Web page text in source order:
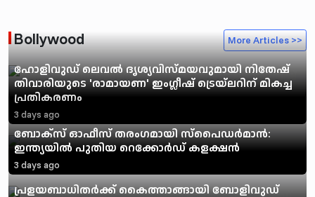
Bollywood More Articles >>
ഹോളിവുഡ് ലെവൽ ദൃശ്യവിസ്മയവുമായി നിതേഷ്
തിവാരിയുടെ 'രാമായണ' ഇംഗ്ലീഷ് ട്രെയ്‌ലറിന് മികച്ച
പ്രതികരണം
3 days ago
ബോക്സ് ഓഫീസ് തരംഗമായി സ്പൈഡര്‍മാന്‍:
ഇന്ത്യയില്‍ പുതിയ റെക്കോര്‍ഡ് കളക്ഷന്‍
3 days ago
പ്രളയബാധിതർക്ക് കൈത്താങ്ങായി ബോളിവുഡ്